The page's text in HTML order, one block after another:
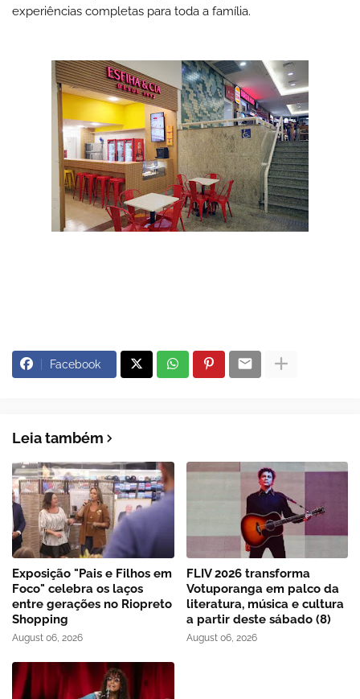
experiências completas para toda a família.
Facebook
Leia também
Exposição "Pais e Filhos em
Foco" celebra os laços
entre gerações no Riopreto
Shopping
August 06, 2026
FLIV 2026 transforma
Votuporanga em palco da
literatura, música e cultura
a partir deste sábado (8)
August 06, 2026